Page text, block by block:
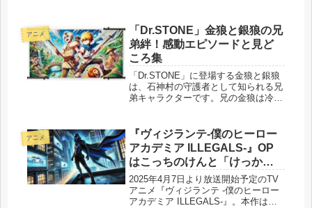
す。 夜霧の圧倒的な力と、彼を取り
巻く異世界の住人たちとの衝突が見...
アニメ
「Dr.STONE」金狼と銀狼の兄
弟絆！感動エピソードと見ど
ころ集
「Dr.STONE」に登場する金狼と銀狼
は、石神村の守護者として知られる兄
弟キャラクターです。兄の金狼は冷静
一面を見せます。この対照的な性格を
持つ二人の関係性が、物語に深み...
アニメ
『ヴィジランテ-僕のヒーロー
アカデミア ILLEGALS-』OP
はこっちのけんと「けっかお
ーらい」！楽曲情報と見どこ
ろを紹介
2025年4月7日より放送開始予定のTV
アニメ『ヴィジランテ -僕のヒーロー
アカデミア ILLEGALS-』。本作は